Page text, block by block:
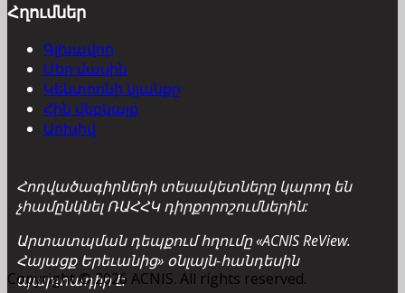
Հղումներ
Գլխավոր
Մեր մասին
Կենտրոնի կյանքը
Հին վեբկայք
Արխիվ
Հոդվածագիրների տեսակետները կարող են
չհամընկնել ՌԱՀՀԿ դիրքորոշումներին:
Արտատպման դեպքում հղումը «ACNIS ReView.
Հայացք Երեւանից» օնլայն-հանդեսին
պարտադիր է:
Copyright © 2026 ACNIS. All rights reserved.